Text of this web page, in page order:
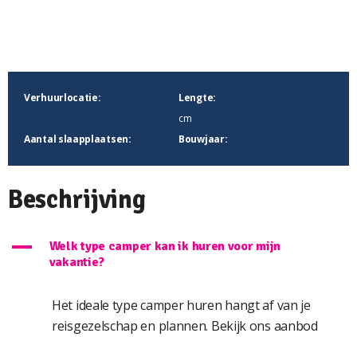
Verhuurlocatie:
Lengte:
cm
Aantal slaapplaatsen:
Bouwjaar:
Beschrijving
A
Welk type camper kan ik huren voor mijn
vakantie?
Het ideale type camper huren hangt af van je
reisgezelschap en plannen. Bekijk ons aanbod